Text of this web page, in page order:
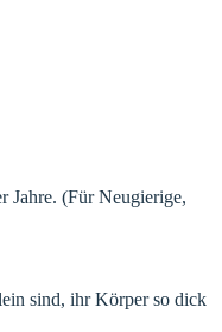
Jahre. (Für Neugierige,
sind, ihr Körper so dick